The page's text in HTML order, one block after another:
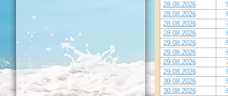
28.08.2026
28.08.2026
28.08.2026
28.08.2026
29.08.2026
29.08.2026
29.08.2026
29.08.2026
30.08.2026
30.08.2026